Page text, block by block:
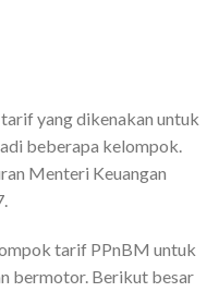
yang dikenakan untuk
beberapa kelompok.
Menteri Keuangan
tarif PPnBM untuk
bermotor. Berikut besar